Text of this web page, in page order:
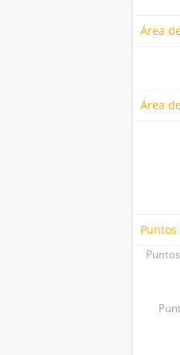
Área
Área
Puntos